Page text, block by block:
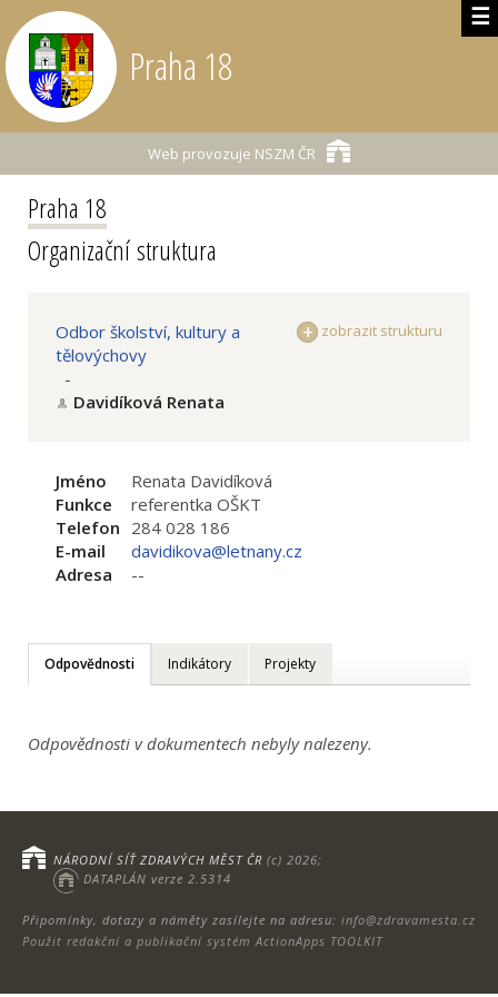
☰
Praha 18
Web provozuje NSZM ČR
Praha 18
Organizační struktura
zobrazit strukturu
Odbor školství, kultury a
tělovýchovy
-
Davidíková Renata
Jméno
Renata Davidíková
Funkce
referentka OŠKT
Telefon 284 028 186
E-mail
davidikova@letnany.cz
Adresa
--
Odpovědnosti Indikátory Projekty
Odpovědnosti v dokumentech nebyly nalezeny.
Připomínky, dotazy a náměty zasílejte na adresu: info@zdravamesta.cz
Použit redakční a publikační systém ActionApps TOOLKIT
NÁRODNÍ SÍŤ ZDRAVÝCH MĚST ČR (c) 2026;
DATAPLÁN verze 2.5314